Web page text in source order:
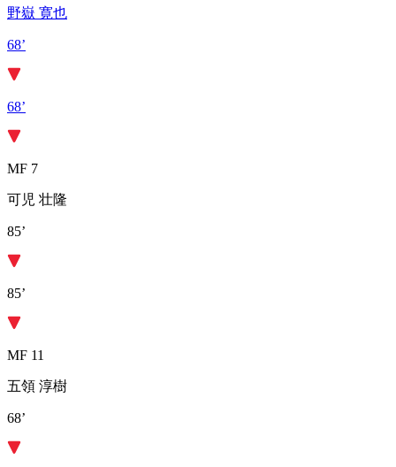
野嶽 寛也
68’
68’
MF 7
可児 壮隆
85’
85’
MF 11
五領 淳樹
68’